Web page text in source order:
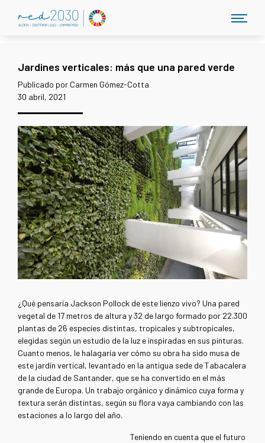
Jardines verticales: más que una pared verde
Publicado por Carmen Gómez-Cotta
30 abril, 2021
¿Qué pensaría Jackson Pollock de este lienzo vivo? Una pared
vegetal de 17 metros de altura y 32 de largo formado por 22.300
plantas de 26 especies distintas, tropicales y subtropicales,
elegidas según un estudio de la luz e inspiradas en sus pinturas.
Cuanto menos, le halagaría ver cómo su obra ha sido musa de
este jardín vertical, levantado en la antigua sede de Tabacalera
de la ciudad de Santander, que se ha convertido en el más
grande de Europa. Un trabajo orgánico y dinámico cuya forma y
textura serán distintas, según su flora vaya cambiando con las
estaciones a lo largo del año.
Teniendo en cuenta que el futuro